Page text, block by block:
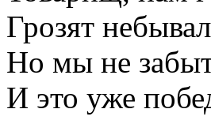
Грозят
Но мы не
И это уже